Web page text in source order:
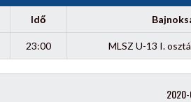
Idő
23:00 MLSZ U-13 I.